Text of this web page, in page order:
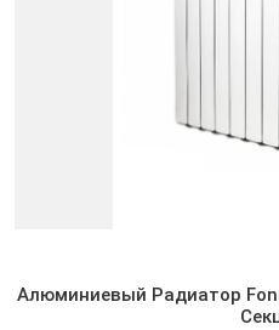
Алюминиевый Радиатор